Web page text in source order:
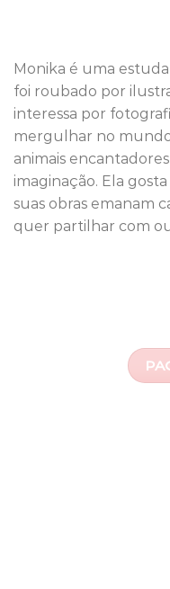
Monika é uma
foi roubado por
interessa por
mergulhar no mundo
animais
imaginação. Ela
suas obras emanam
quer partilhar com